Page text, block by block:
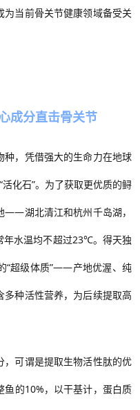
当前骨关节健康领域备受关
成分直击骨关节
，凭借强大的生命力在地球
“活化石”。为了获取更优质的鲟
——湖北清江和杭州千岛湖，
年水温均不超过23℃。得天独
“超级体质”——产地优渥、纯
多种活性营养，为后续提取高
可谓是提取生物活性肽的优
鱼的10%，以干基计，蛋白质